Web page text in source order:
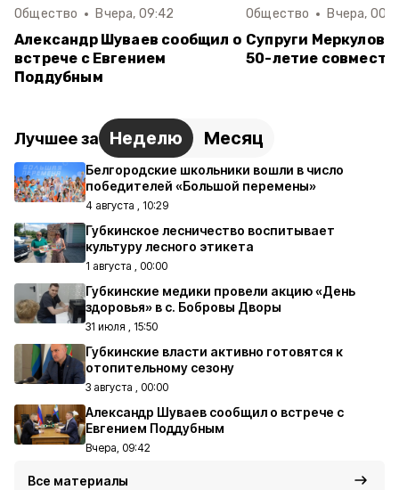
Общество Вчера, 09:42
Александр Шуваев сообщил о
встрече с Евгением
Поддубным
Общество Вчера,
Супруги
50-летие
Лучшее за Неделю Месяц
Белгородские школьники вошли в число
победителей «Большой перемены»
4 августа , 10:29
Губкинское лесничество воспитывает
культуру лесного этикета
1 августа , 00:00
Губкинские медики провели акцию «День
здоровья» в с. Бобровы Дворы
31 июля , 15:50
Губкинские власти активно готовятся к
отопительному сезону
3 августа , 00:00
Александр Шуваев сообщил о встрече с
Евгением Поддубным
Вчера, 09:42
Все материалы